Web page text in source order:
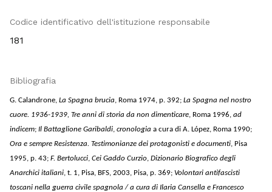
Codice identificativo dell'istituzione responsabile
181
Bibliografia
G. Calandrone, La Spagna brucia, Roma 1974, p. 392; La Spagna nel nostro
cuore. 1936-1939, Tre anni di storia da non dimenticare, Roma 1996, ad
indicem; Il Battaglione Garibaldi, cronologia a cura di A. López, Roma 1990;
Ora e sempre Resistenza. Testimonianze dei protagonisti e documenti, Pisa
1995, p. 43; F. Bertolucci, Cei Gaddo Curzio, Dizionario Biografico degli
Anarchici italiani, t. 1, Pisa, BFS, 2003, Pisa, p. 369; Volontari antifascisti
toscani nella guerra civile spagnola / a cura di Ilaria Cansella e Francesco